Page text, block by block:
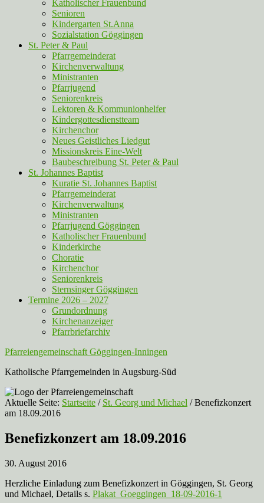
Katholischer Frauenbund
Senioren
Kindergarten St.Anna
Sozialstation Göggingen
St. Peter & Paul
Pfarrgemeinderat
Kirchenverwaltung
Ministranten
Pfarrjugend
Seniorenkreis
Lektoren & Kommunionhelfer
Kindergottesdienstteam
Kirchenchor
Neues Geistliches Liedgut
Missionskreis Eine-Welt
Baubeschreibung St. Peter & Paul
St. Johannes Baptist
Kuratie St. Johannes Baptist
Pfarrgemeinderat
Kirchenverwaltung
Ministranten
Pfarrjugend Göggingen
Katholischer Frauenbund
Kinderkirche
Choratie
Kirchenchor
Seniorenkreis
Sternsinger Göggingen
Termine 2026 – 2027
Grundordnung
Kirchenanzeiger
Pfarrbriefarchiv
Pfarreiengemeinschaft Göggingen-Inningen
Katholische Pfarrgemeinden in Augsburg-Süd
Aktuelle Seite: Startseite / St. Georg und Michael /Benefizkonzert
am 18.09.2016
Benefizkonzert am 18.09.2016
30. August 2016
Herzliche Einladung zum Benefizkonzert in Göggingen, St. Georg
und Michael, Details s. Plakat_Goeggingen_18-09-2016-1